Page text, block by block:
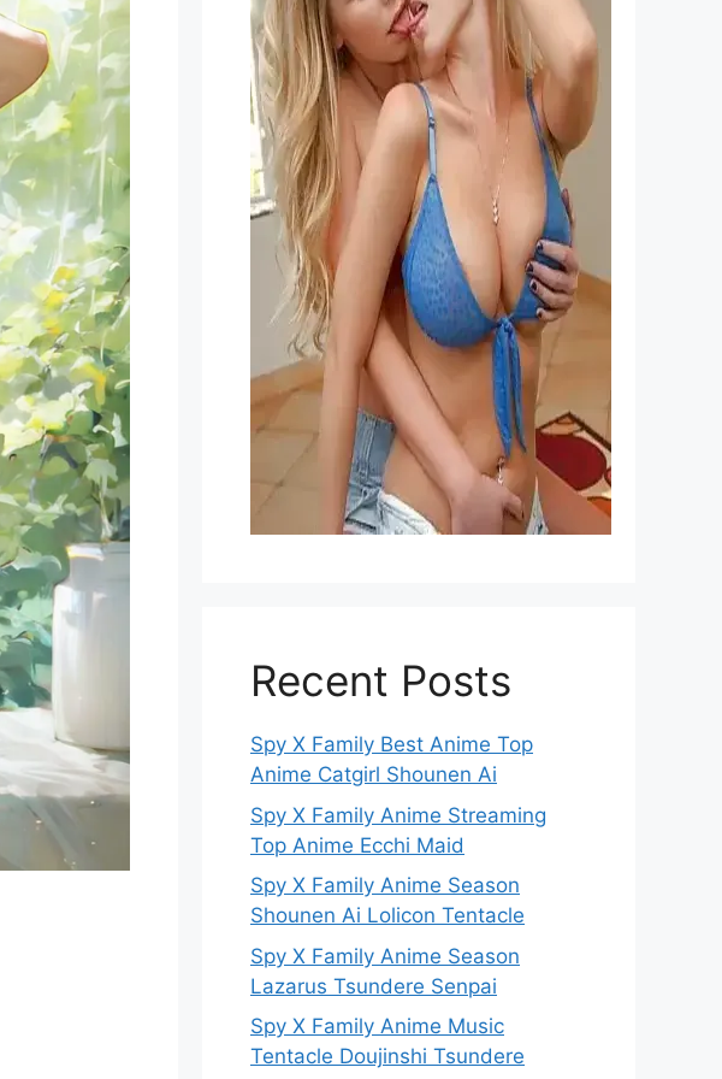
Recent Posts
Spy X Family Best Anime Top
Anime Catgirl Shounen Ai
Spy X Family Anime Streaming
Top Anime Ecchi Maid
Spy X Family Anime Season
Shounen Ai Lolicon Tentacle
Spy X Family Anime Season
Lazarus Tsundere Senpai
Spy X Family Anime Music
Tentacle Doujinshi Tsundere